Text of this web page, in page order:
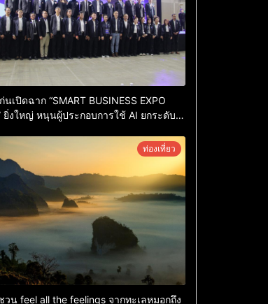
เปิดฉาก “SMART BUSINESS EXPO
ยิ่งใหญ่ หนุนผู้ประกอบการใช้ AI ยกระดับ
ท่องเที่ยว
น feel all the feelings จากทะเลหมอกถึง